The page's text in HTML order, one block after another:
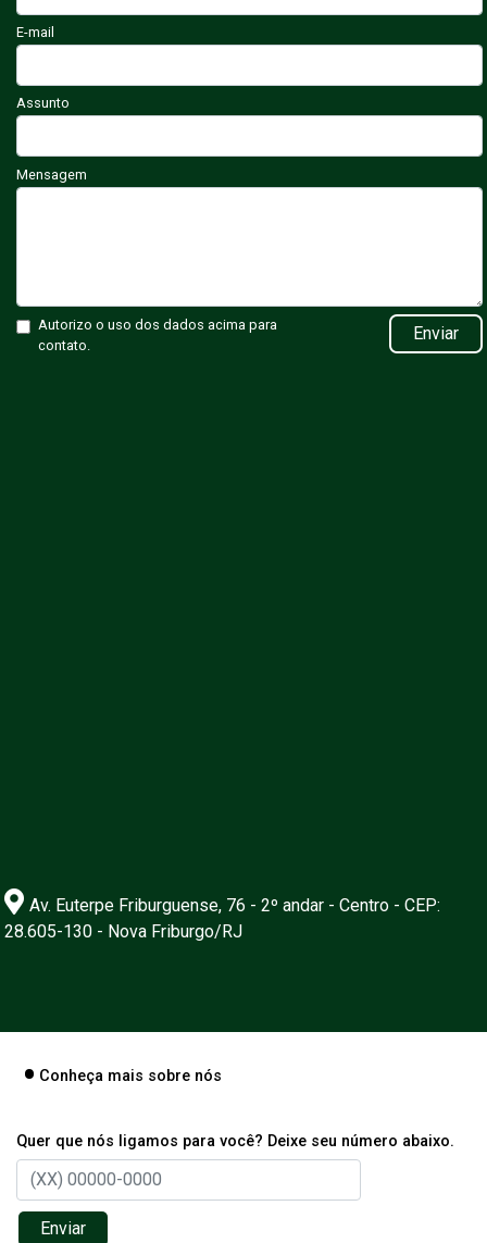
E-mail
Assunto
Mensagem
Autorizo o uso dos dados acima para
contato.
Enviar
Av. Euterpe Friburguense, 76 - 2º andar - Centro - CEP:
28.605-130 - Nova Friburgo/RJ
Conheça mais sobre nós
Quer que nós ligamos para você? Deixe seu número abaixo.
Enviar